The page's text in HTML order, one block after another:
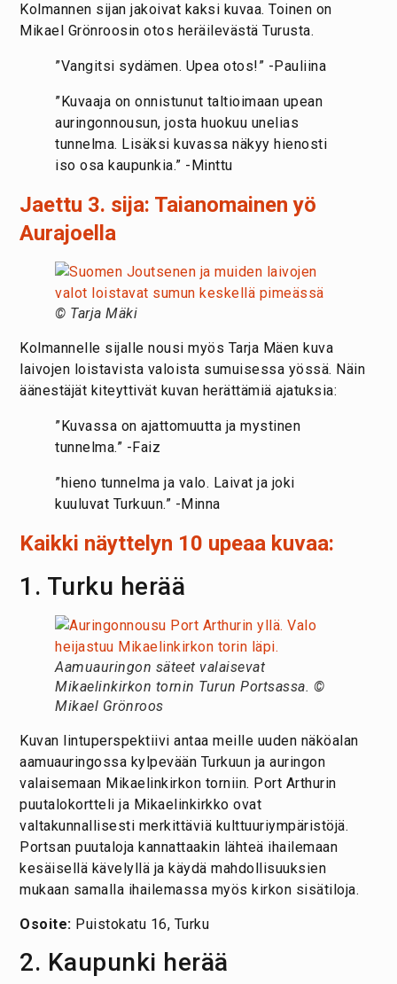
Kolmannen sijan jakoivat kaksi kuvaa. Toinen on
Mikael Grönroosin otos heräilevästä Turusta.
”Vangitsi sydämen. Upea otos!” -Pauliina
”Kuvaaja on onnistunut taltioimaan upean
auringonnousun, josta huokuu unelias
tunnelma. Lisäksi kuvassa näkyy hienosti
iso osa kaupunkia.” -Minttu
Jaettu 3. sija: Taianomainen yö
Aurajoella
© Tarja Mäki
Kolmannelle sijalle nousi myös Tarja Mäen kuva
laivojen loistavista valoista sumuisessa yössä. Näin
äänestäjät kiteyttivät kuvan herättämiä ajatuksia:
”Kuvassa on ajattomuutta ja mystinen
tunnelma.” -Faiz
”hieno tunnelma ja valo. Laivat ja joki
kuuluvat Turkuun.” -Minna
Kaikki näyttelyn 10 upeaa kuvaa:
1. Turku herää
Aamuauringon säteet valaisevat
Mikaelinkirkon tornin Turun Portsassa. ©
Mikael Grönroos
Kuvan lintuperspektiivi antaa meille uuden näköalan
aamuauringossa kylpevään Turkuun ja auringon
valaisemaan Mikaelinkirkon torniin. Port Arthurin
puutalokortteli ja Mikaelinkirkko ovat
valtakunnallisesti merkittäviä kulttuuriympäristöjä.
Portsan puutaloja kannattaakin lähteä ihailemaan
kesäisellä kävelyllä ja käydä mahdollisuuksien
mukaan samalla ihailemassa myös kirkon sisätiloja.
Osoite: Puistokatu 16, Turku
2. Kaupunki herää